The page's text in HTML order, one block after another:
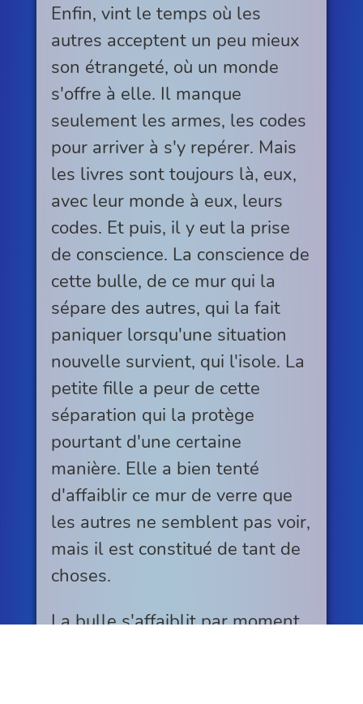
Enfin, vint le temps où les
autres acceptent un peu mieux
son étrangeté, où un monde
s'offre à elle. Il manque
seulement les armes, les codes
pour arriver à s'y repérer. Mais
les livres sont toujours là, eux,
avec leur monde à eux, leurs
codes. Et puis, il y eut la prise
de conscience. La conscience de
cette bulle, de ce mur qui la
sépare des autres, qui la fait
paniquer lorsqu'une situation
nouvelle survient, qui l'isole. La
petite fille a peur de cette
séparation qui la protège
pourtant d'une certaine
manière. Elle a bien tenté
d'affaiblir ce mur de verre que
les autres ne semblent pas voir,
mais il est constitué de tant de
choses.
La bulle s'affaiblit par moment,